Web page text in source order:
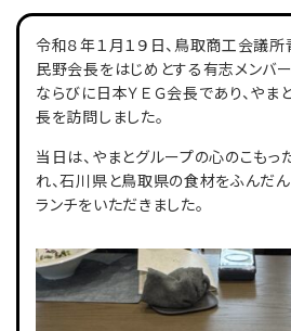
令和８年１月１９日、鳥取商工会議所
民野会長をはじめとする有志メンバー
ならびに日本ＹＥＧ会長であり、や
長を訪問しました。
当日は、やまとグループの心のこもっ
れ、石川県と鳥取県の食材をふんだ
ランチをいただきました。